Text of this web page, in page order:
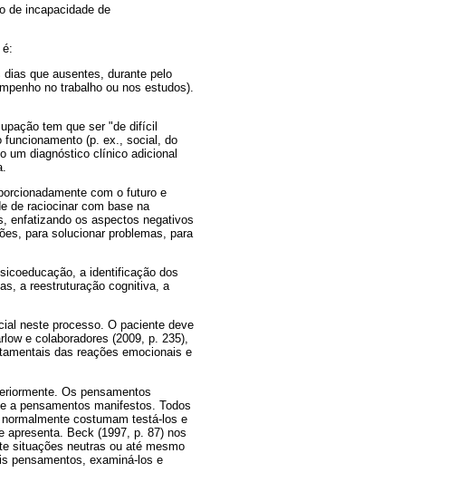
de incapacidade de
que ausentes, durante pelo
no trabalho ou nos estudos).
tem que ser "de difícil
funcionamento (p. ex., social, do
um diagnóstico clínico adicional
com o futuro e
de raciocinar com base na
enfatizando os aspectos negativos
para solucionar problemas, para
a identificação dos
a reestruturação cognitiva, a
neste processo. O paciente deve
e colaboradores (2009, p. 235),
das reações emocionais e
Os pensamentos
a pensamentos manifestos. Todos
costumam testá-los e
apresenta. Beck (1997, p. 87) nos
situações neutras ou até mesmo
pensamentos, examiná-los e